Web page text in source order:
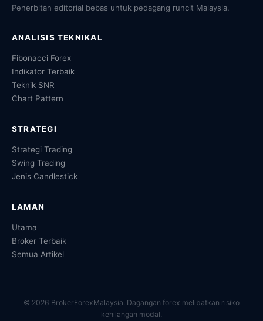
Penerbitan editorial bebas untuk pedagang runcit Malaysia.
ANALISIS TEKNIKAL
Fibonacci Forex
Indikator Terbaik
Teknik SNR
Chart Pattern
STRATEGI
Strategi Trading
Swing Trading
Jenis Candlestick
LAMAN
Utama
Broker Terbaik
Semua Artikel
© 2026 BrokerForexMalaysia. Dagangan forex melibatkan risiko
kehilangan modal.